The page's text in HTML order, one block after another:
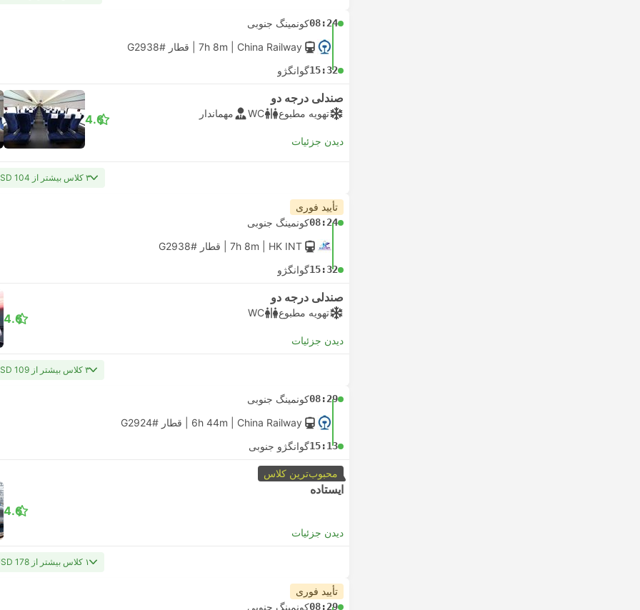
08:24کونمینگ جنوبی
7h 8m | China Railway قطار #G2938
15:32گوانگژو
صندلی درجه دو
تهویه مطبوع WC مهماندار
دیدن جزئیات
4.6
۳ کلاس بیشتر از USD 104
تأیید فوری
08:24کونمینگ جنوبی
7h 8m | HK INT قطار #G2938
15:32گوانگژو
صندلی درجه دو
تهویه مطبوع WC
دیدن جزئیات
4.6
۳ کلاس بیشتر از USD 109
08:29کونمینگ جنوبی
6h 44m | China Railway قطار #G2924
15:13گوانگژو جنوبی
محبوب‌ترین کلاس
ایستاده
دیدن جزئیات
4.6
۱ کلاس بیشتر از USD 178
تأیید فوری
08:29کونمینگ جنوبی